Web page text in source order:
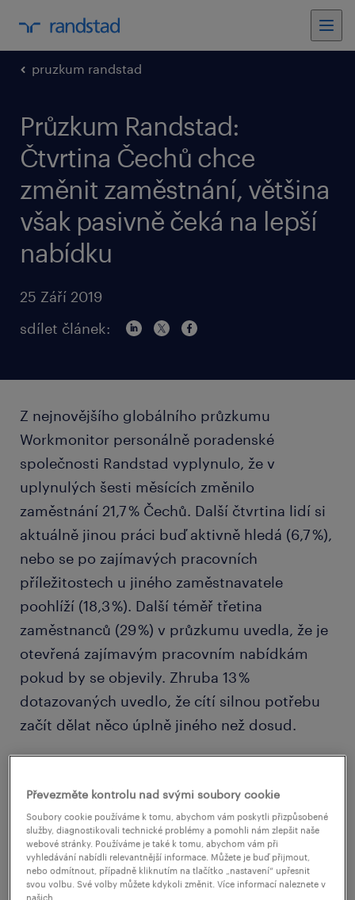
pruzkum randstad
Průzkum Randstad:
Čtvrtina Čechů chce
změnit zaměstnání, většina
však pasivně čeká na lepší
nabídku
25 Září 2019
sdílet článek:
Z nejnovějšího globálního průzkumu
Workmonitor personálně poradenské
společnosti Randstad vyplynulo, že v
uplynulých šesti měsících změnilo
zaměstnání 21,7 % Čechů. Další čtvrtina lidí si
aktuálně jinou práci buď aktivně hledá (6,7 %),
nebo se po zajímavých pracovních
příležitostech u jiného zaměstnavatele
poohlíží (18,3 %). Další téměř třetina
zaměstnanců (29 %) v průzkumu uvedla, že je
otevřená zajímavým pracovním nabídkám
pokud by se objevily. Zhruba 13 %
dotazovaných uvedlo, že cítí silnou potřebu
začít dělat něco úplně jiného než dosud.
Během posledního půl roku změnilo
zaměstnání 21,7 % lidí, což je o 4,7 % více než v
předchozí vlně průzkumu. Míra fluktuace byla
výrazně vyšší u mužů (25,8 %) než u žen (17,9
Převezměte kontrolu nad svými soubory cookie
Soubory cookie používáme k tomu, abychom vám poskytli přizpůsobené
služby, diagnostikovali technické problémy a pomohli nám zlepšit naše
webové stránky. Používáme je také k tomu, abychom vám při
vyhledávání nabídli relevantnější informace. Můžete je buď přijmout,
nebo odmítnout, případně kliknutím na tlačítko „nastavení“ upřesnit
svou volbu. Své volby můžete kdykoli změnit. Více informací naleznete v
našich